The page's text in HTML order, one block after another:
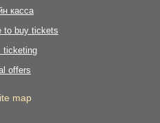
касса
to buy tickets
ticketing
offers
map